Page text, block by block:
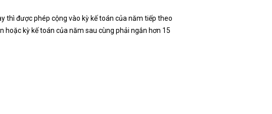
thì được phép cộng vào kỳ kế toán của năm tiếp theo
kỳ kế toán của năm sau cùng phải ngắn hơn 15